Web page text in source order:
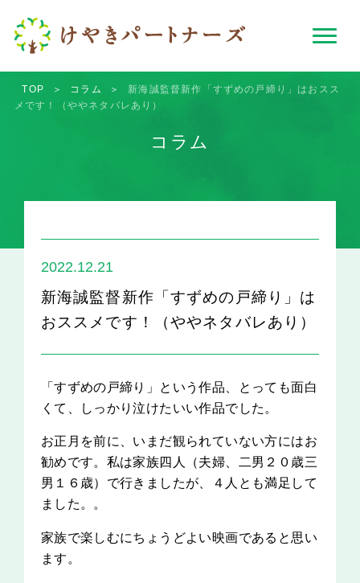
TOP ＞ コラム ＞
新海誠監督新作「すずめの戸締り」はおスス
メです！（ややネタバレあり）
コラム
2022.12.21
新海誠監督新作「すずめの戸締り」は
おススメです！（ややネタバレあり）
「すずめの戸締り」という作品、とっても面白
くて、しっかり泣けたいい作品でした。
お正月を前に、いまだ観られていない方にはお
勧めです。私は家族四人（夫婦、二男２０歳三
男１６歳）で行きましたが、４人とも満足して
ました。。
家族で楽しむにちょうどよい映画であると思い
ます。